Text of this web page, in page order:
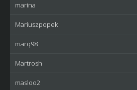
marina
Mariuszpopek
marq98
Martrosh
masloo2